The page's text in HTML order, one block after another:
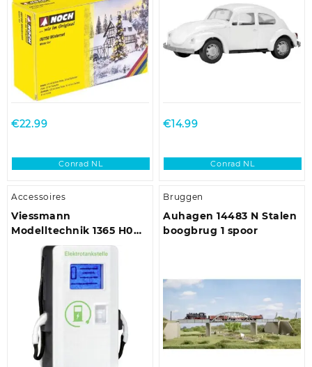
€22.99
Conrad NL
€14.99
Conrad NL
Accessoires
Viessmann
Modelltechnik 1365 H0
elektrische laadzuil met
LED-verlichting Kant-en-
klaar model
Bruggen
Auhagen 14483 N Stalen
boogbrug 1 spoor